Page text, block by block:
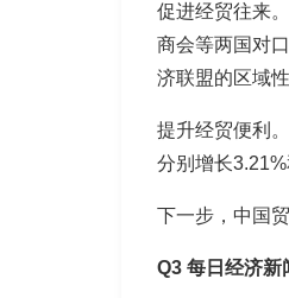
促进经贸往来。
商会等两国对
济联盟的区域
提升经贸便利。
分别增长
下一步，中国
Q3 每日经济新